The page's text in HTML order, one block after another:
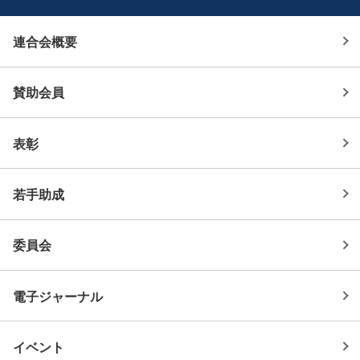
連合会概要
賛助会員
表彰
若手助成
委員会
電子ジャーナル
イベント